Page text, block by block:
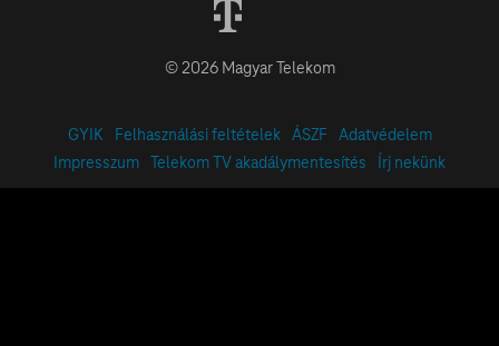
© 2026 Magyar Telekom
GYIK Felhasználási feltételek ÁSZF
Adatvédelem
Impresszum Telekom TV akadálymentesítés Írj nekünk